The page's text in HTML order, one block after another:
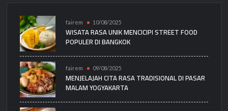
fairem 10/08/2025
WISATA RASA UNIK MENCICIPI STREET FOOD
POPULER DI BANGKOK
fairem 09/08/2025
MENJELAJAH CITA RASA TRADISIONAL DI PASAR
MALAM YOGYAKARTA